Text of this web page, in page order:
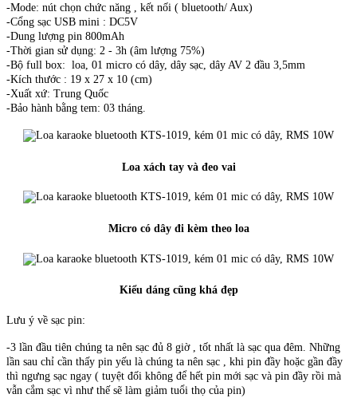
-Mode: nút chọn chức năng , kết nối ( bluetooth/ Aux)
-Cổng sạc USB mini : DC5V
-Dung lượng pin 800mAh
-Thời gian sử dụng: 2 - 3h (âm lượng 75%)
-Bộ full box: loa, 01 micro có dây, dây sạc, dây AV 2 đầu 3,5mm
-Kích thước : 19 x 27 x 10 (cm)
-Xuất xứ: Trung Quốc
-Bảo hành bằng tem: 03 tháng.
Loa xách tay và đeo vai
Micro có dây đi kèm theo loa
Kiểu dáng cũng khá đẹp
Lưu ý về sạc pin:
-3 lần đầu tiên chúng ta nên sạc đủ 8 giờ , tốt nhất là sạc qua đêm. Những
lần sau chỉ cần thấy pin yếu là chúng ta nên sạc , khi pin đầy hoặc gần đầy
thì ngưng sạc ngay ( tuyệt đối không để hết pin mới sạc và pin đầy rồi mà
vẫn cắm sạc vì như thế sẽ làm giảm tuổi thọ của pin)